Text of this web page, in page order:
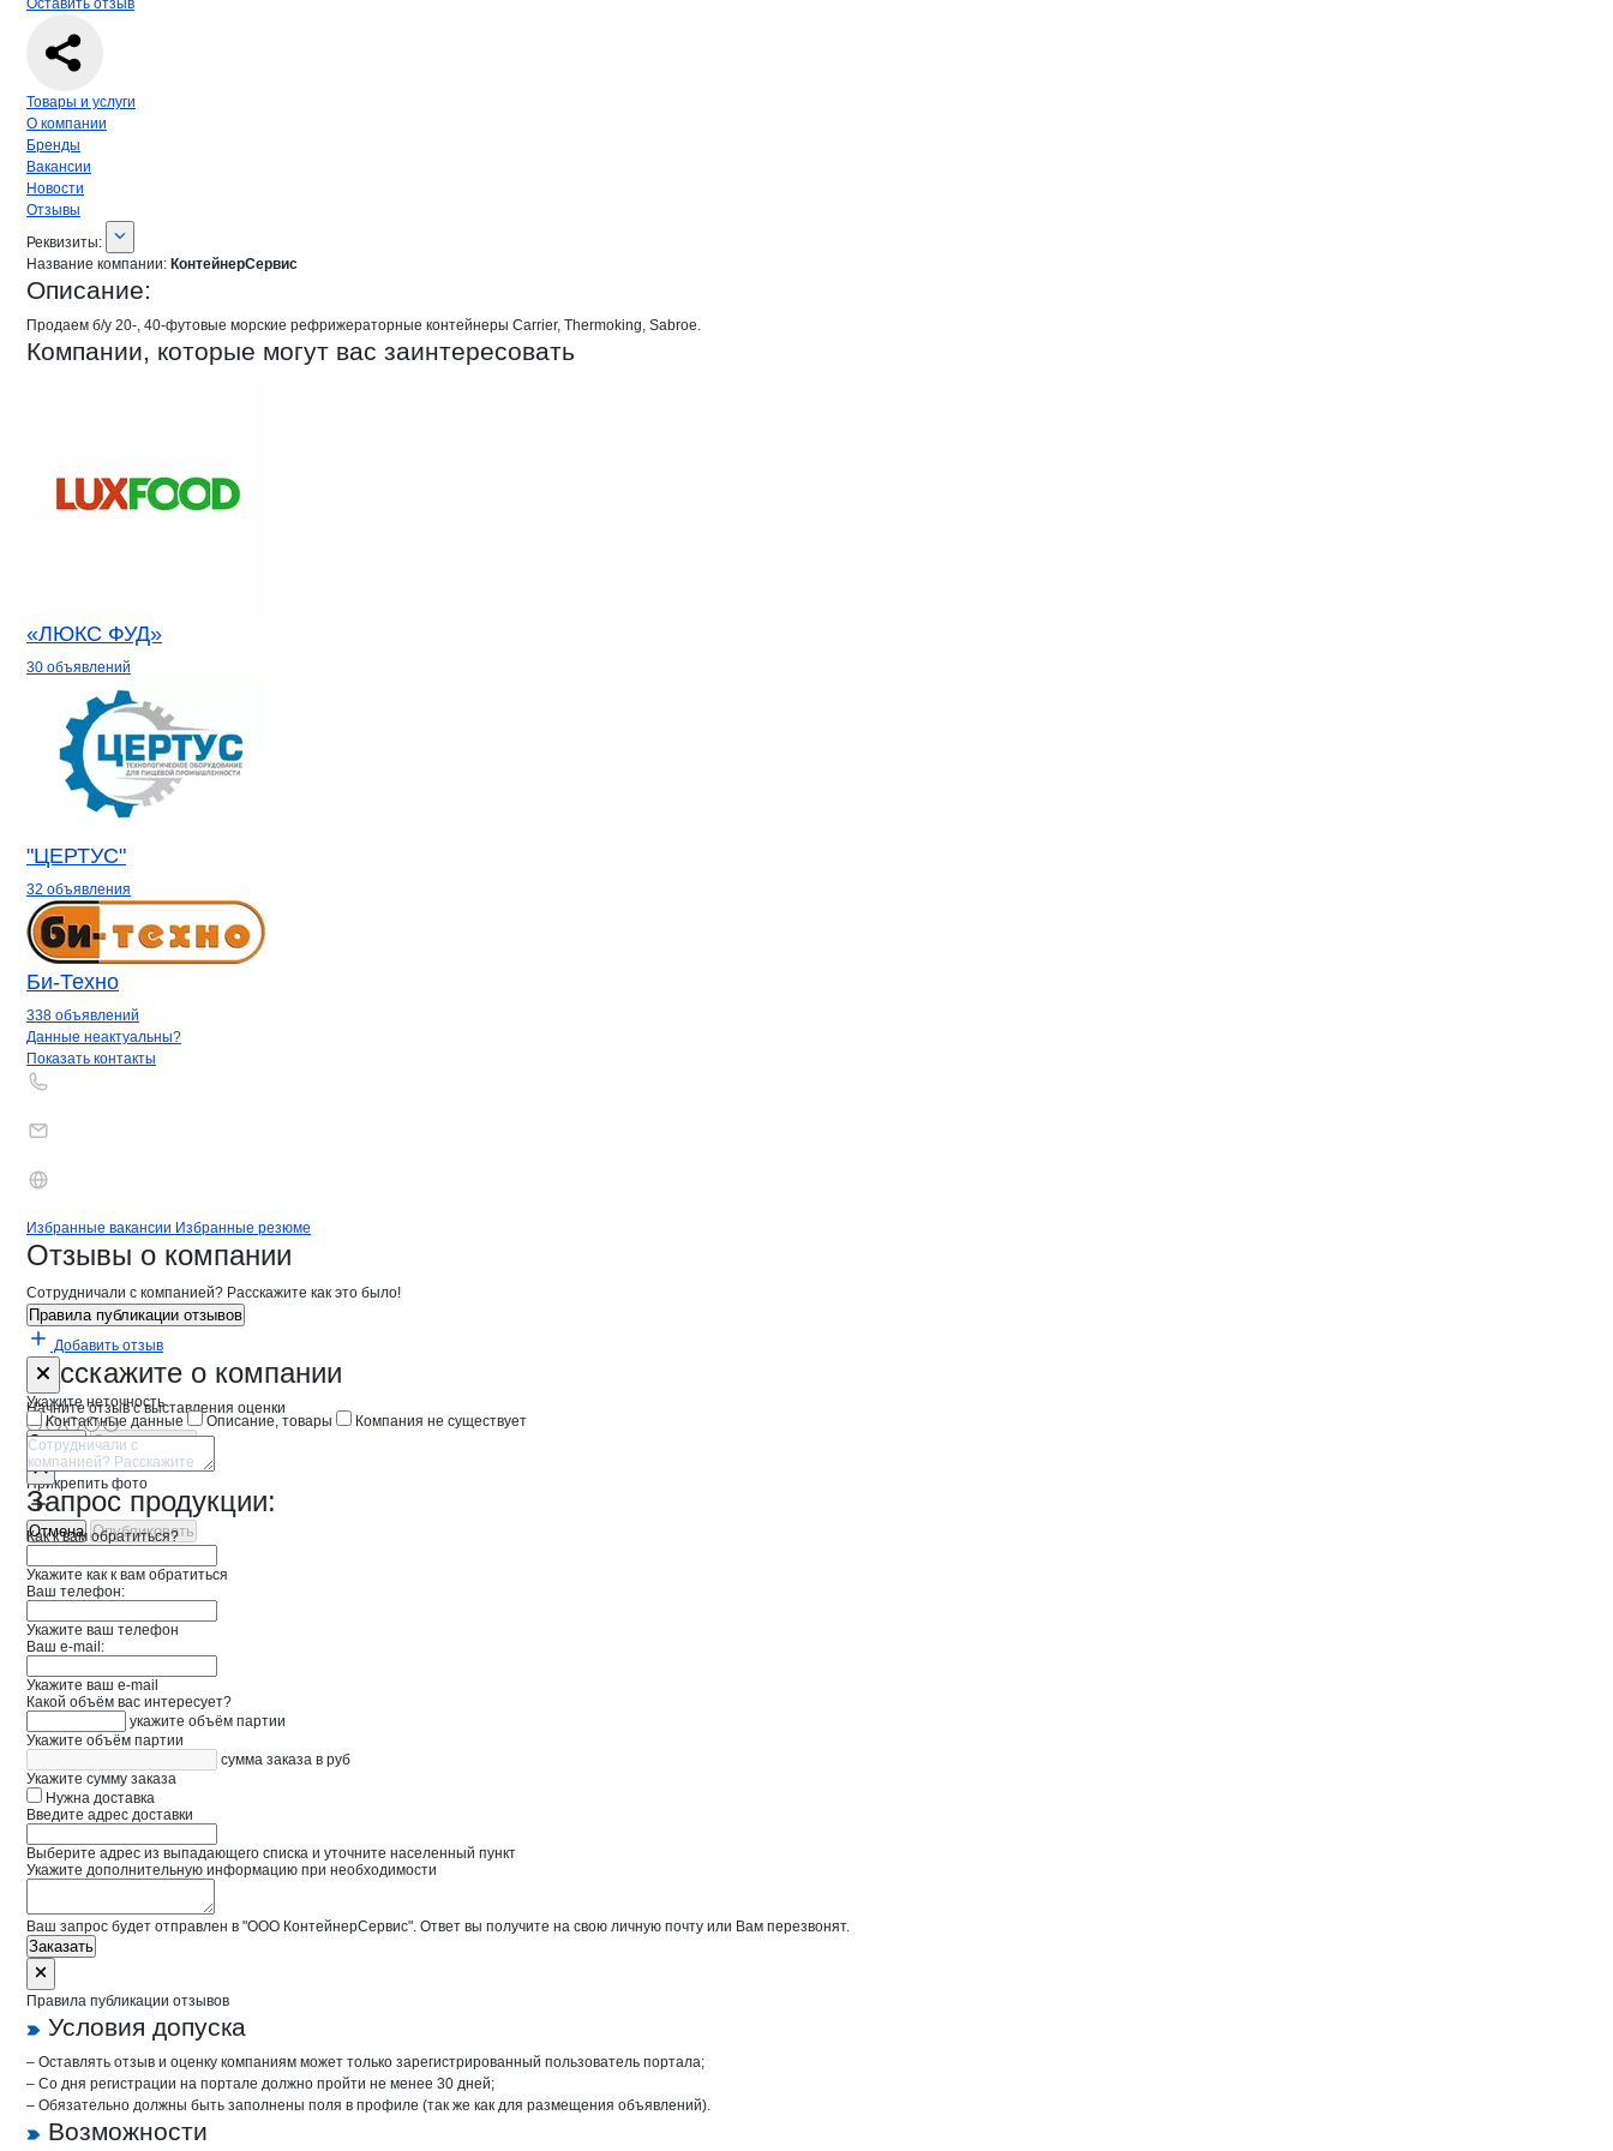
Оставить отзыв
Навигация по странице
Товары и услуги
О компании
Бренды
Вакансии
Новости
Отзывы
О компании
Реквизиты
Реквизиты:
Название компании: КонтейнерСервис
Описание:
Продаем б/у 20-, 40-футовые морские рефрижераторные контейнеры Carrier, Thermoking, Sabroe.
Компании, которые могут вас заинтересовать
«ЛЮКС ФУД»
30 объявлений
"ЦЕРТУС"
32 объявления
Би-Техно
338 объявлений
Контактыкомпании
+7(800)000-00-..
Данные неактуальны?
Показать контакты
Брендыкомпани КонтейнерСервис
Вакансии вКонтейнерСервис
Избранные вакансии Избранные резюме
Новости oКонтейнерСервис, ООО
Отзывы о компании
Сотрудничали с компанией? Расскажите как это было!
Правила публикации отзывов
Добавить отзыв
Расскажите о компании
Начните отзыв с выставления оценки
Прикрепить фото
Отмена Опубликовать
Форма обратной связи о неточностях на странице
Укажите неточность
Контактные данные
Описание, товары Компания не существует
Отмена Опубликовать
Запрос продукции:
Как к вам обратиться?
Укажите как к вам обратиться
Ваш телефон:
Укажите ваш телефон
Ваш e-mail:
Укажите ваш e-mail
Какой объём вас интересует?
укажите объём партии
Укажите объём партии
сумма заказа в руб
Укажите сумму заказа
Нужна доставка
Введите адрес доставки
Выберите адрес из выпадающего списка и уточните населенный пункт
Укажите дополнительную информацию при необходимости
Ваш запрос будет отправлен в "ООО КонтейнерСервис". Ответ вы получите на свою личную почту или Вам перезвонят.
Заказать
Правила публикации отзывов
Условия допуска
– Оставлять отзыв и оценку компаниям может только зарегистрированный пользователь портала;
– Со дня регистрации на портале должно пройти не менее 30 дней;
– Обязательно должны быть заполнены поля в профиле (так же как для размещения объявлений).
Возможности